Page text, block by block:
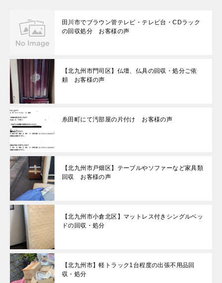
田川市でブラウン管テレビ・テレビ台・CDラック
の回収処分 お客様の声
【北九州市門司区】仏壇、仏具の回収・処分ご依
頼 お客様の声
糸田町にて汚部屋の片付け お客様の声
【北九州市戸畑区】テーブルやソファーなど家具類
回収 お客様の声
【北九州市小倉北区】マットレス付きシングルベッ
ドの回収・処分
【北九州市】軽トラック1台程度の出張不用品回
収・処分